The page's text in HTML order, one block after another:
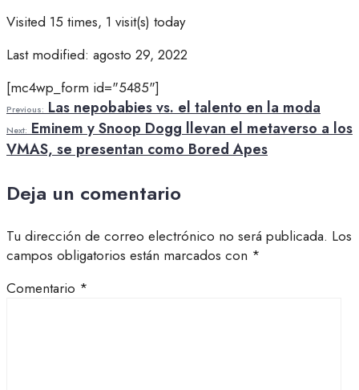
Visited 15 times, 1 visit(s) today
Last modified: agosto 29, 2022
[mc4wp_form id="5485"]
Previous: Las nepobabies vs. el talento en la moda
Next: Eminem y Snoop Dogg llevan el metaverso a los
VMAS, se presentan como Bored Apes
Deja un comentario
Tu dirección de correo electrónico no será publicada. Los
campos obligatorios están marcados con *
Comentario *